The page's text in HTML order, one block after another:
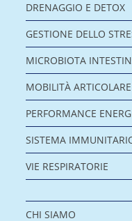
DRENAGGIO E DETOX
GESTIONE DELLO
MICROBIOTA
MOBILITÀ
PERFORMANCE
SISTEMA
VIE RESPIRATORIE
CHI SIAMO